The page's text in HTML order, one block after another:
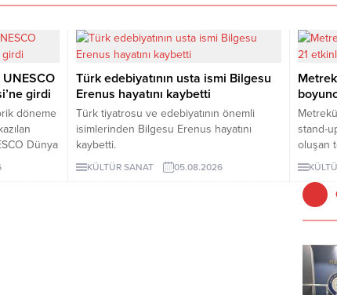
girdi
döneme
Dünya
Türk edebiyatının usta ismi Bilgesu
Erenus hayatını kaybetti
Türk tiyatrosu ve edebiyatının önemli
isimlerinden Bilgesu Erenus hayatını
kaybetti.
KÜLTÜR SANAT 05.08.2026
stand-
oluşan